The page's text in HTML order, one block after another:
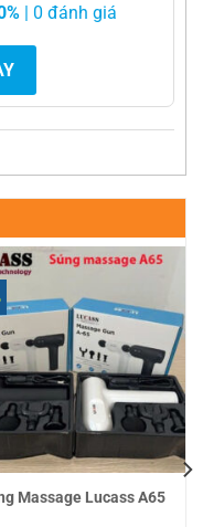
| 0 đánh giá
Massage Lucass A65